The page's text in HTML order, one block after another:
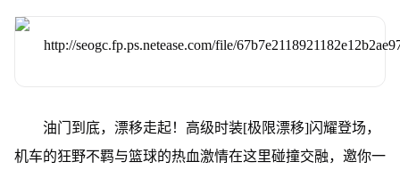
油门到底，漂移走起！高级时装[极限漂移]闪耀登场，
机车的狂野不羁与篮球的热血激情在这里碰撞交融，邀你一